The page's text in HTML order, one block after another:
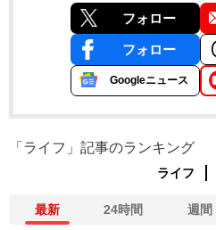
フォロー
フォロー
Googleニュース
「ライフ」記事のランキング
ライフ
最新 24時間 週間